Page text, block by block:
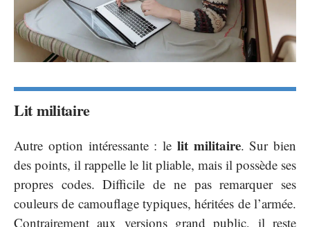
Lit militaire
Autre option intéressante : le lit militaire. Sur bien
des points, il rappelle le lit pliable, mais il possède ses
propres codes. Difficile de ne pas remarquer ses
couleurs de camouflage typiques, héritées de l’armée.
Contrairement aux versions grand public, il reste